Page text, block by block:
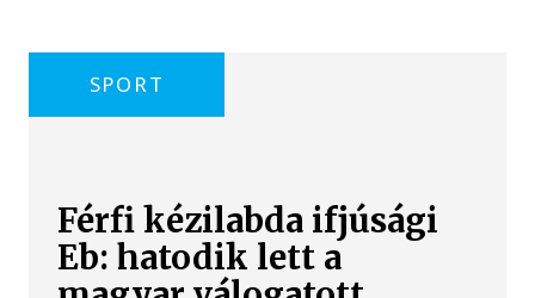
SPORT
Férfi kézilabda ifjúsági
Eb: hatodik lett a